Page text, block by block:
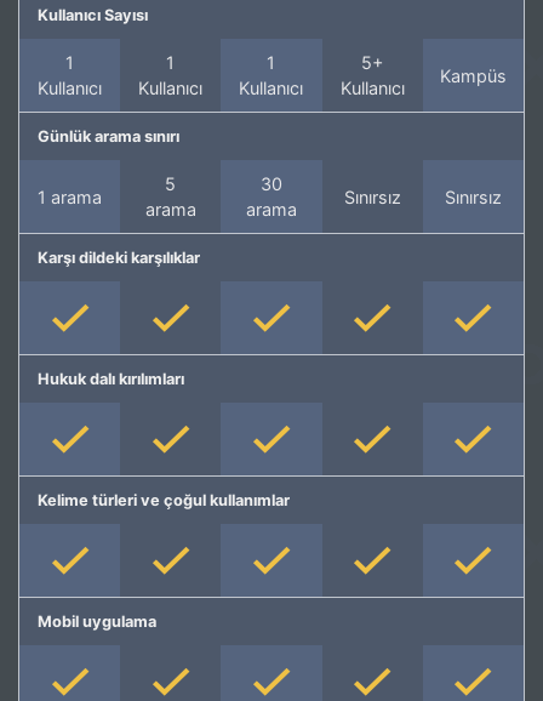
Kullanıcı Sayısı
1
Kullanıcı
1
Kullanıcı
1
Kullanıcı
5+
Kullanıcı
Kampüs
Günlük arama sınırı
1 arama
5
arama
30
arama
Sınırsız Sınırsız
Karşı dildeki karşılıklar
Hukuk dalı kırılımları
Kelime türleri ve çoğul kullanımlar
Mobil uygulama